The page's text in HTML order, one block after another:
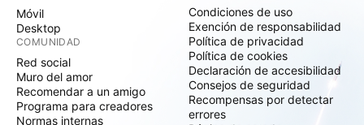
Móvil
Desktop
COMUNIDAD
Red social
Muro del amor
Recomendar a un amigo
Programa para creadores
Normas internas
Condiciones de uso
Exención de responsabilidad
Política de privacidad
Política de cookies
Declaración de accesibilidad
Consejos de seguridad
Recompensas por detectar
errores